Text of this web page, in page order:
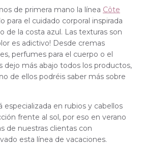
de primera mano la línea Côte
para el cuidado corporal inspirada
de la costa azul. Las texturas son
es adictivo! Desde cremas
perfumes para el cuerpo o el
dejo más abajo todos los productos,
de ellos podréis saber más sobre
especializada en rubios y cabellos
frente al sol, por eso en verano
de nuestras clientas con
esta línea de vacaciones.